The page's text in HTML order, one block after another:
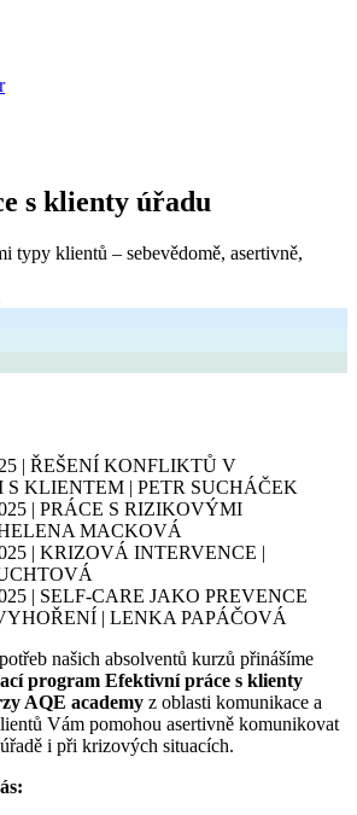
s klienty úřadu
typy klientů – sebevědomě, asertivně,
| ŘEŠENÍ KONFLIKTŮ V
KLIENTEM | PETR SUCHÁČEK
| PRÁCE S RIZIKOVÝMI
MACKOVÁ
| KRIZOVÁ INTERVENCE |
| SELF-CARE JAKO PREVENCE
| LENKA PAPÁČOVÁ
našich absolventů kurzů přinášíme
program Efektivní práce s klienty
AQE academy z oblasti komunikace a
Vám pomohou asertivně komunikovat
i při krizových situacích.